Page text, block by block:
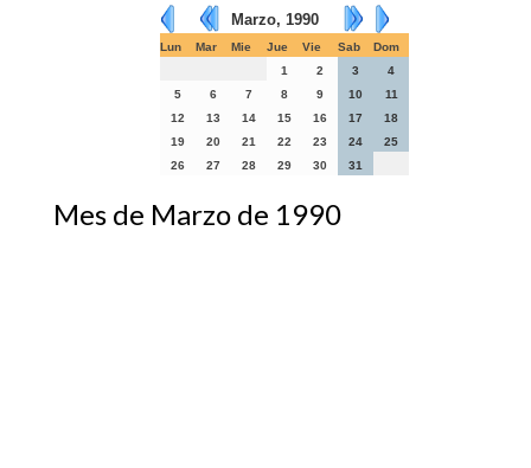
Marzo, 1990
Lun Mar Mie Jue Vie Sab
Dom
1
2 3
4
5
6 7 8 9 10
11
12
13 14 15 16 17
18
19
20 21 22 23 24
25
26
27 28 29 30 31
Mes de Marzo de 1990